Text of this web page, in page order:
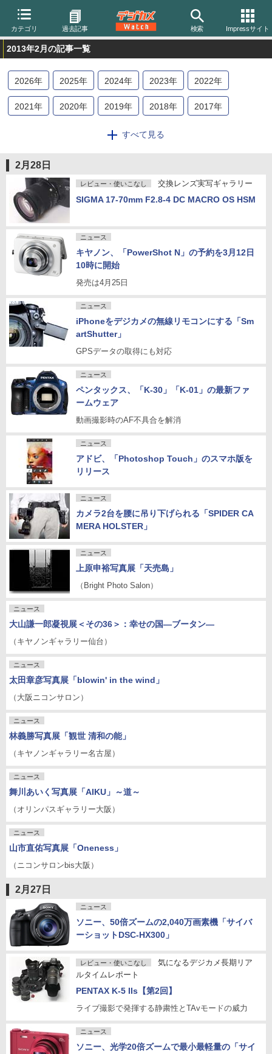
カテゴリ 過去記事 検索 Impressサイト
2013年2月の記事一覧
2026年 2025年 2024年 2023年 2022年
2021年 2020年 2019年 2018年 2017年
2014年 2013
2006年 2005 年 2004年
すべて見る
2月28日
レビュー・使いこなし 交換レンズ実写ギャラリー
SIGMA 17-70mm F2.8-4 DC MACRO OS HSM
ニュース
キヤノン、「PowerShot N」の予約を3月12日
10時に開始
発売は4月25日
ニュース
iPhoneをデジカメの無線リモコンにする「Sm
artShutter」
GPSデータの取得にも対応
ニュース
ペンタックス、「K-30」「K-01」の最新ファ
ームウェア
動画撮影時のAF不具合を解消
ニュース
アドビ、「Photoshop Touch」のスマホ版を
リリース
ニュース
カメラ2台を腰に吊り下げられる「SPIDER CA
MERA HOLSTER」
ニュース
上原申裕写真展「天売島」
（Bright Photo Salon）
ニュース
大山謙一郎凝視展＜その36＞：幸せの国―ブータン―
（キヤノンギャラリー仙台）
ニュース
太田章彦写真展「blowin' in the wind」
（大阪ニコンサロン）
ニュース
林義勝写真展「観世 清和の能」
（キヤノンギャラリー名古屋）
ニュース
舞川あいく写真展「AIKU」～道～
（オリンパスギャラリー大阪）
ニュース
山市直佑写真展「Oneness」
（ニコンサロンbis大阪）
2月27日
ニュース
ソニー、50倍ズームの2,040万画素機「サイバ
ーショットDSC-HX300」
レビュー・使いこなし
気になるデジカメ長期リア
ルタイムレポート
PENTAX K-5 IIs【第2回】
ライブ撮影で発揮する静粛性とTAvモードの威力
ニュース
ソニー、光学20倍ズームで最小最軽量の「サイ